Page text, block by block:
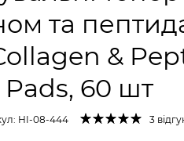
та
&
60 шт
HI-08-444 3